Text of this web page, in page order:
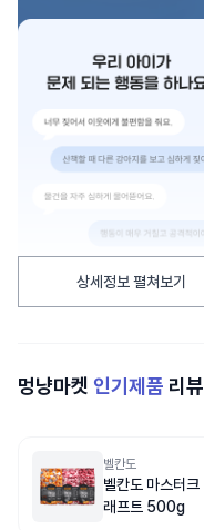
상세정보 펼쳐보기
멍냥마켓 인기제품 리뷰
벨칸도
벨칸도 마스터크
래프트 500g